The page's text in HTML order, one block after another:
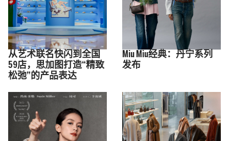
从艺术联名快闪到全国
59店，思加图打造“精致
松弛”的产品表达
Miu Miu经典：丹宁系列
发布